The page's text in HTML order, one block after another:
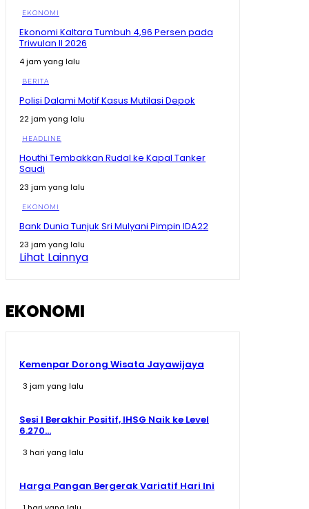
EKONOMI
Ekonomi Kaltara Tumbuh 4,96 Persen pada
Triwulan II 2026
4 jam yang lalu
BERITA
Polisi Dalami Motif Kasus Mutilasi Depok
22 jam yang lalu
HEADLINE
Houthi Tembakkan Rudal ke Kapal Tanker
Saudi
23 jam yang lalu
EKONOMI
Bank Dunia Tunjuk Sri Mulyani Pimpin IDA22
23 jam yang lalu
Lihat Lainnya
EKONOMI
Kemenpar Dorong Wisata Jayawijaya
3 jam yang lalu
Sesi I Berakhir Positif, IHSG Naik ke Level
6.270...
3 hari yang lalu
Harga Pangan Bergerak Variatif Hari Ini